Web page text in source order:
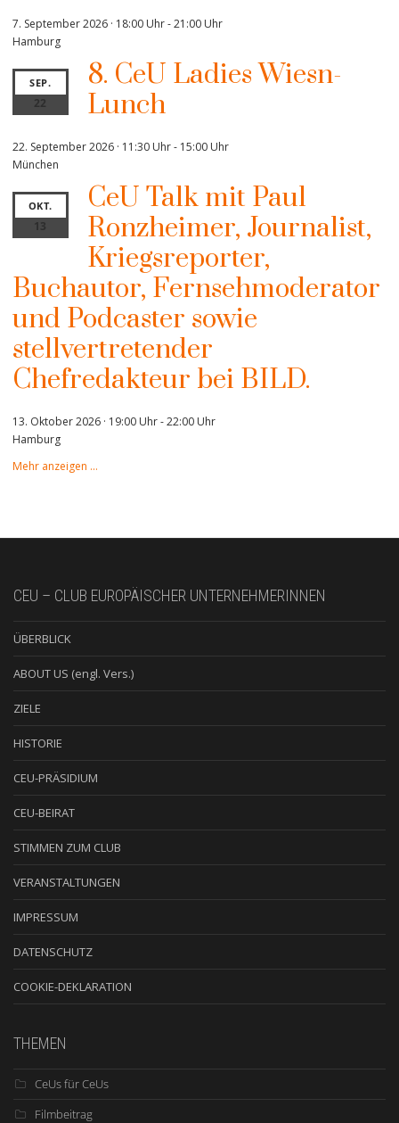
7. September 2026 · 18:00 Uhr-21:00 Uhr
Hamburg
SEP.
22
8. CeU Ladies Wiesn-
Lunch
22. September 2026 · 11:30 Uhr- 15:00 Uhr
München
OKT.
13
CeU Talk mit Paul
Ronzheimer, Journalist,
Kriegsreporter,
Buchautor, Fernsehmoderator
und Podcaster sowie
stellvertretender
Chefredakteur bei BILD.
13. Oktober 2026 · 19:00 Uhr-22:00 Uhr
Hamburg
Mehr anzeigen …
CEU – CLUB EUROPÄISCHER UNTERNEHMERINNEN
ÜBERBLICK
ABOUT US (engl. Vers.)
ZIELE
HISTORIE
CEU-PRÄSIDIUM
CEU-BEIRAT
STIMMEN ZUM CLUB
VERANSTALTUNGEN
IMPRESSUM
DATENSCHUTZ
COOKIE-DEKLARATION
THEMEN
CeUs für CeUs
Filmbeitrag